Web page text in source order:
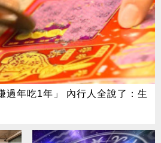
過年吃1年」 內行人全說了：生